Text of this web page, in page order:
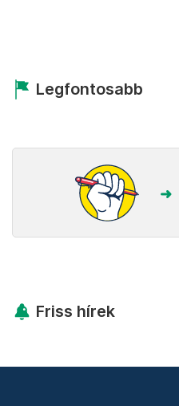
Legfontosabb
Friss hírek